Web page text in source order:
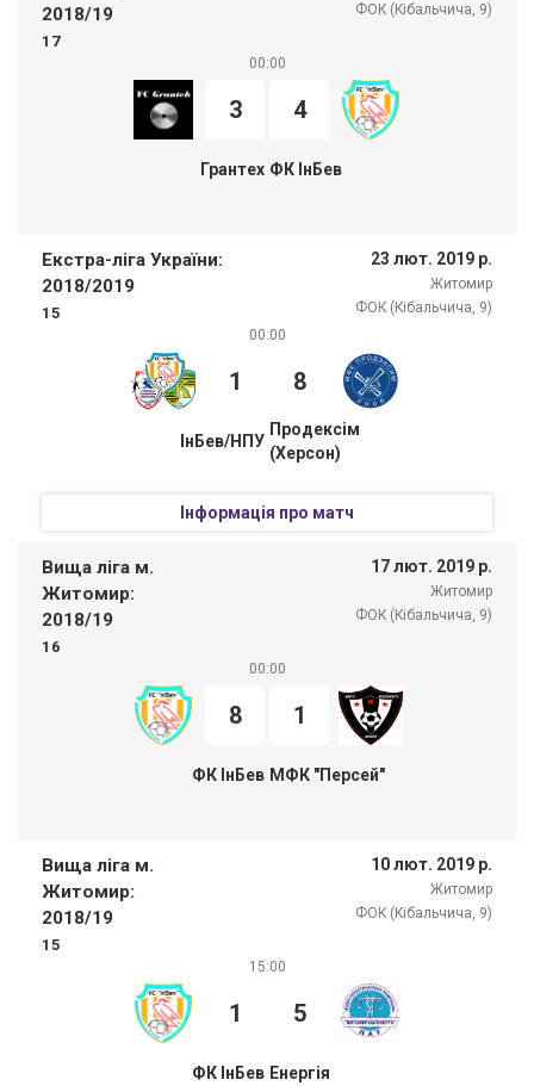
2018/19
17
ФОК (Кібальчича, 9)
00:00
3
Грантех
4
ФК ІнБев
Екстра-ліга України:
2018/2019
15
23 лют. 2019 р.
Житомир
ФОК (Кібальчича, 9)
00:00
1
ІнБев/НПУ
8
Продeксім
(Херсон)
Інформація про матч
Вища ліга м.
Житомир:
2018/19
16
17 лют. 2019 р.
Житомир
ФОК (Кібальчича, 9)
00:00
8
ФК ІнБев
1
МФК "Персей"
Вища ліга м.
Житомир:
2018/19
15
10 лют. 2019 р.
Житомир
ФОК (Кібальчича, 9)
15:00
1
ФК ІнБев
5
Енергія